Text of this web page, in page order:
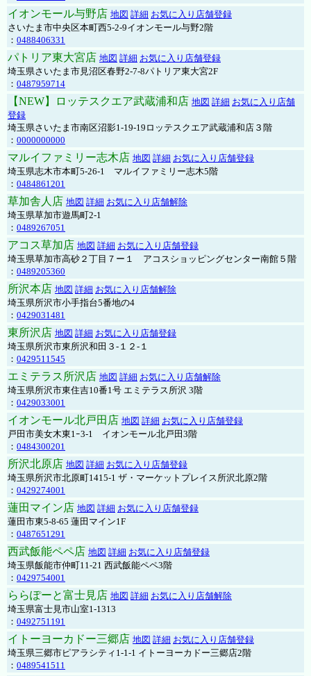
イオンモール与野店 地図 詳細 お気に入り店舗登録
さいたま市中央区本町西5-2-9イオンモール与野2階
： 0488406331
パトリア東大宮店 地図 詳細 お気に入り店舗登録
埼玉県さいたま市見沼区春野2-7-8パトリア東大宮2F
： 0487959714
【NEW】ロッテスクエア武蔵浦和店 地図 詳細 お気に入り店舗
登録
埼玉県さいたま市南区沼影1-19-19ロッテスクエア武蔵浦和店３階
： 0000000000
マルイファミリー志木店 地図 詳細 お気に入り店舗登録
埼玉県志木市本町5-26-1 マルイファミリー志木5階
： 0484861201
草加舎人店 地図 詳細 お気に入り店舗解除
埼玉県草加市遊馬町2-1
： 0489267051
アコス草加店 地図 詳細 お気に入り店舗登録
埼玉県草加市高砂２丁目７ー１ アコスショッピングセンター南館５階
： 0489205360
所沢本店 地図 詳細 お気に入り店舗解除
埼玉県所沢市小手指台5番地の4
： 0429031481
東所沢店 地図 詳細 お気に入り店舗登録
埼玉県所沢市東所沢和田３-１２-１
： 0429511545
エミテラス所沢店 地図 詳細 お気に入り店舗解除
埼玉県所沢市東住吉10番1号 エミテラス所沢 3階
： 0429033001
イオンモール北戸田店 地図 詳細 お気に入り店舗登録
戸田市美女木東1ｰ3‐1 イオンモール北戸田3階
： 0484300201
所沢北原店 地図 詳細 お気に入り店舗登録
埼玉県所沢市北原町1415-1 ザ・マーケットプレイス所沢北原2階
： 0429274001
蓮田マイン店 地図 詳細 お気に入り店舗登録
蓮田市東5-8-65 蓮田マイン1F
： 0487651291
西武飯能ペペ店 地図 詳細 お気に入り店舗登録
埼玉県飯能市仲町11-21 西武飯能ペペ3階
： 0429754001
ららぽーと富士見店 地図 詳細 お気に入り店舗解除
埼玉県富士見市山室1-1313
： 0492751191
イトーヨーカドー三郷店 地図 詳細 お気に入り店舗登録
埼玉県三郷市ピアラシティ1-1-1 イトーヨーカドー三郷店2階
： 0489541511